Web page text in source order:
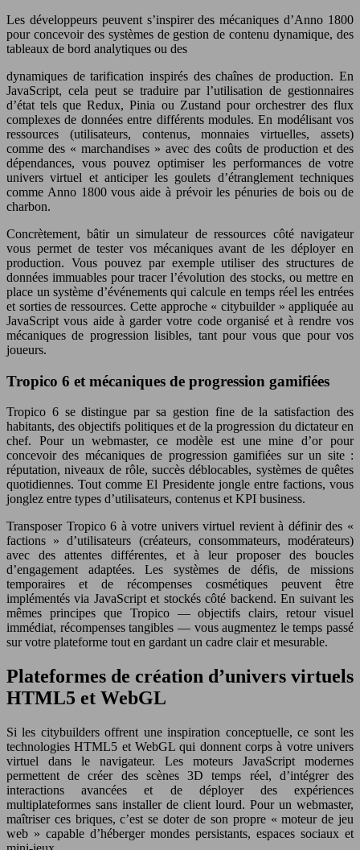
Les développeurs peuvent s’inspirer des mécaniques d’Anno 1800
pour concevoir des systèmes de gestion de contenu dynamique, des
tableaux de bord analytiques ou des
dynamiques de tarification inspirés des chaînes de production. En
JavaScript, cela peut se traduire par l’utilisation de gestionnaires
d’état tels que Redux, Pinia ou Zustand pour orchestrer des flux
complexes de données entre différents modules. En modélisant vos
ressources (utilisateurs, contenus, monnaies virtuelles, assets)
comme des « marchandises » avec des coûts de production et des
dépendances, vous pouvez optimiser les performances de votre
univers virtuel et anticiper les goulets d’étranglement techniques
comme Anno 1800 vous aide à prévoir les pénuries de bois ou de
charbon.
Concrètement, bâtir un simulateur de ressources côté navigateur
vous permet de tester vos mécaniques avant de les déployer en
production. Vous pouvez par exemple utiliser des structures de
données immuables pour tracer l’évolution des stocks, ou mettre en
place un système d’événements qui calcule en temps réel les entrées
et sorties de ressources. Cette approche « citybuilder » appliquée au
JavaScript vous aide à garder votre code organisé et à rendre vos
mécaniques de progression lisibles, tant pour vous que pour vos
joueurs.
Tropico 6 et mécaniques de progression gamifiées
Tropico 6 se distingue par sa gestion fine de la satisfaction des
habitants, des objectifs politiques et de la progression du dictateur en
chef. Pour un webmaster, ce modèle est une mine d’or pour
concevoir des mécaniques de progression gamifiées sur un site :
réputation, niveaux de rôle, succès déblocables, systèmes de quêtes
quotidiennes. Tout comme El Presidente jongle entre factions, vous
jonglez entre types d’utilisateurs, contenus et KPI business.
Transposer Tropico 6 à votre univers virtuel revient à définir des «
factions » d’utilisateurs (créateurs, consommateurs, modérateurs)
avec des attentes différentes, et à leur proposer des boucles
d’engagement adaptées. Les systèmes de défis, de missions
temporaires et de récompenses cosmétiques peuvent être
implémentés via JavaScript et stockés côté backend. En suivant les
mêmes principes que Tropico — objectifs clairs, retour visuel
immédiat, récompenses tangibles — vous augmentez le temps passé
sur votre plateforme tout en gardant un cadre clair et mesurable.
Plateformes de création d’univers virtuels
HTML5 et WebGL
Si les citybuilders offrent une inspiration conceptuelle, ce sont les
technologies HTML5 et WebGL qui donnent corps à votre univers
virtuel dans le navigateur. Les moteurs JavaScript modernes
permettent de créer des scènes 3D temps réel, d’intégrer des
interactions avancées et de déployer des expériences
multiplateformes sans installer de client lourd. Pour un webmaster,
maîtriser ces briques, c’est se doter de son propre « moteur de jeu
web » capable d’héberger mondes persistants, espaces sociaux et